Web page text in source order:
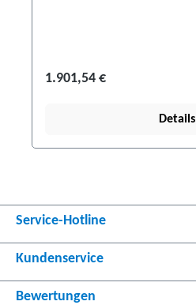
1.901,54 €
Details
Service-Hotline
Kundenservice
Bewertungen